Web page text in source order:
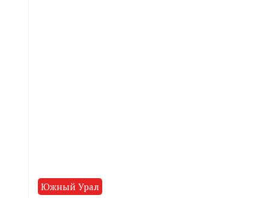
Южный Урал